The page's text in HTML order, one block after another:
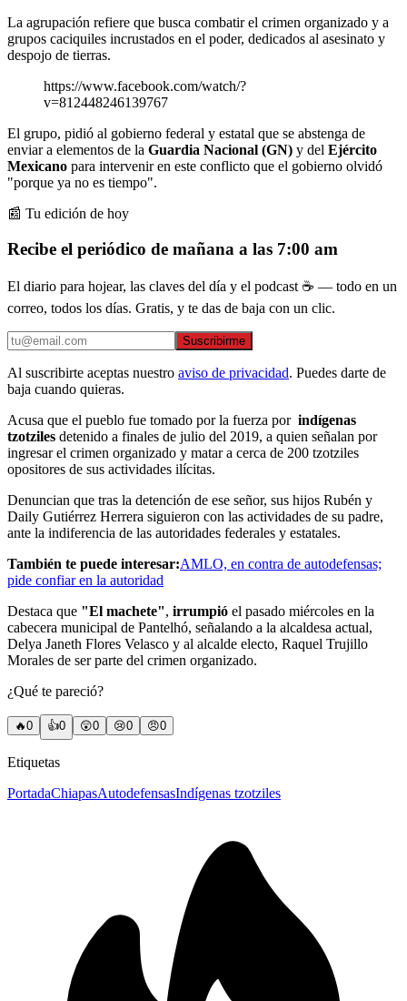
La agrupación refiere que busca combatir el crimen organizado y a
grupos caciquiles incrustados en el poder, dedicados al asesinato y
despojo de tierras.
https://www.facebook.com/watch/?
v=812448246139767
El grupo, pidió al gobierno federal y estatal que se abstenga de
enviar a elementos de la Guardia Nacional (GN) y del Ejército
Mexicano para intervenir en este conflicto que el gobierno olvidó
"porque ya no es tiempo".
📰 Tu edición de hoy
Recibe el periódico de mañana a las 7:00 am
El diario para hojear, las claves del día y el podcast ☕ — todo en un
correo, todos los días. Gratis, y te das de baja con un clic.
Suscribirme
Al suscribirte aceptas nuestro aviso de privacidad. Puedes darte de
baja cuando quieras.
Acusa que el pueblo fue tomado por la fuerza por indígenas
tzotziles detenido a finales de julio del 2019, a quien señalan por
ingresar el crimen organizado y matar a cerca de 200 tzotziles
opositores de sus actividades ilícitas.
Denuncian que tras la detención de ese señor, sus hijos Rubén y
Daily Gutiérrez Herrera siguieron con las actividades de su padre,
ante la indiferencia de las autoridades federales y estatales.
También te puede interesar:AMLO, en contra de autodefensas;
pide confiar en la autoridad
Destaca que "El machete", irrumpió el pasado miércoles en la
cabecera municipal de Pantelhó, señalando a la alcaldesa actual,
Delya Janeth Flores Velasco y al alcalde electo, Raquel Trujillo
Morales de ser parte del crimen organizado.
¿Qué te pareció?
🔥0 👍0 😲0 😢0 😠0
Etiquetas
PortadaChiapasAutodefensasIndígenas tzotziles